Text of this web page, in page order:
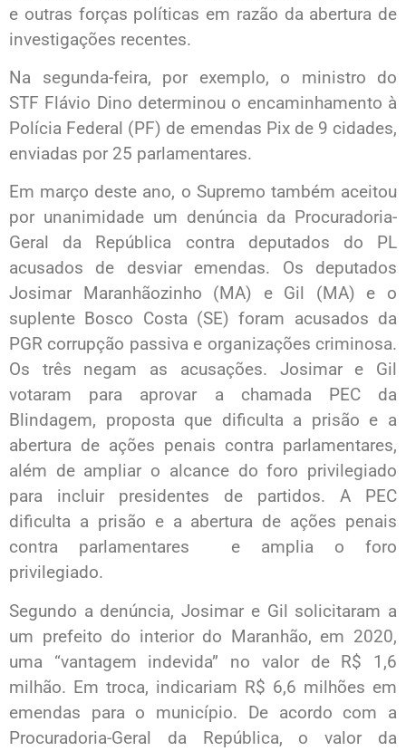
e outras forças políticas em razão da abertura de
investigações recentes.
Na segunda-feira, por exemplo, o ministro do
STF Flávio Dino determinou o encaminhamento à
Polícia Federal (PF) de emendas Pix de 9 cidades,
enviadas por 25 parlamentares.
Em março deste ano, o Supremo também aceitou
por unanimidade um denúncia da Procuradoria-
Geral da República contra deputados do PL
acusados de desviar emendas. Os deputados
Josimar Maranhãozinho (MA) e Gil (MA) e o
suplente Bosco Costa (SE) foram acusados da
PGR corrupção passiva e organizações criminosa.
Os três negam as acusações. Josimar e Gil
votaram para aprovar a chamada PEC da
Blindagem, proposta que dificulta a prisão e a
abertura de ações penais contra parlamentares,
além de ampliar o alcance do foro privilegiado
para incluir presidentes de partidos. A PEC
dificulta a prisão e a abertura de ações penais
contra parlamentares e amplia o foro
privilegiado.
Segundo a denúncia, Josimar e Gil solicitaram a
um prefeito do interior do Maranhão, em 2020,
uma “vantagem indevida” no valor de R$ 1,6
milhão. Em troca, indicariam R$ 6,6 milhões em
emendas para o município. De acordo com a
Procuradoria-Geral da República, o valor da